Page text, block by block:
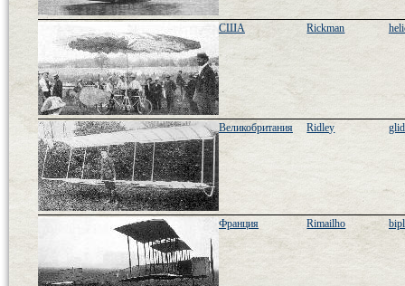
США Rickman
Великобритания Ridley
Франция Rimailho